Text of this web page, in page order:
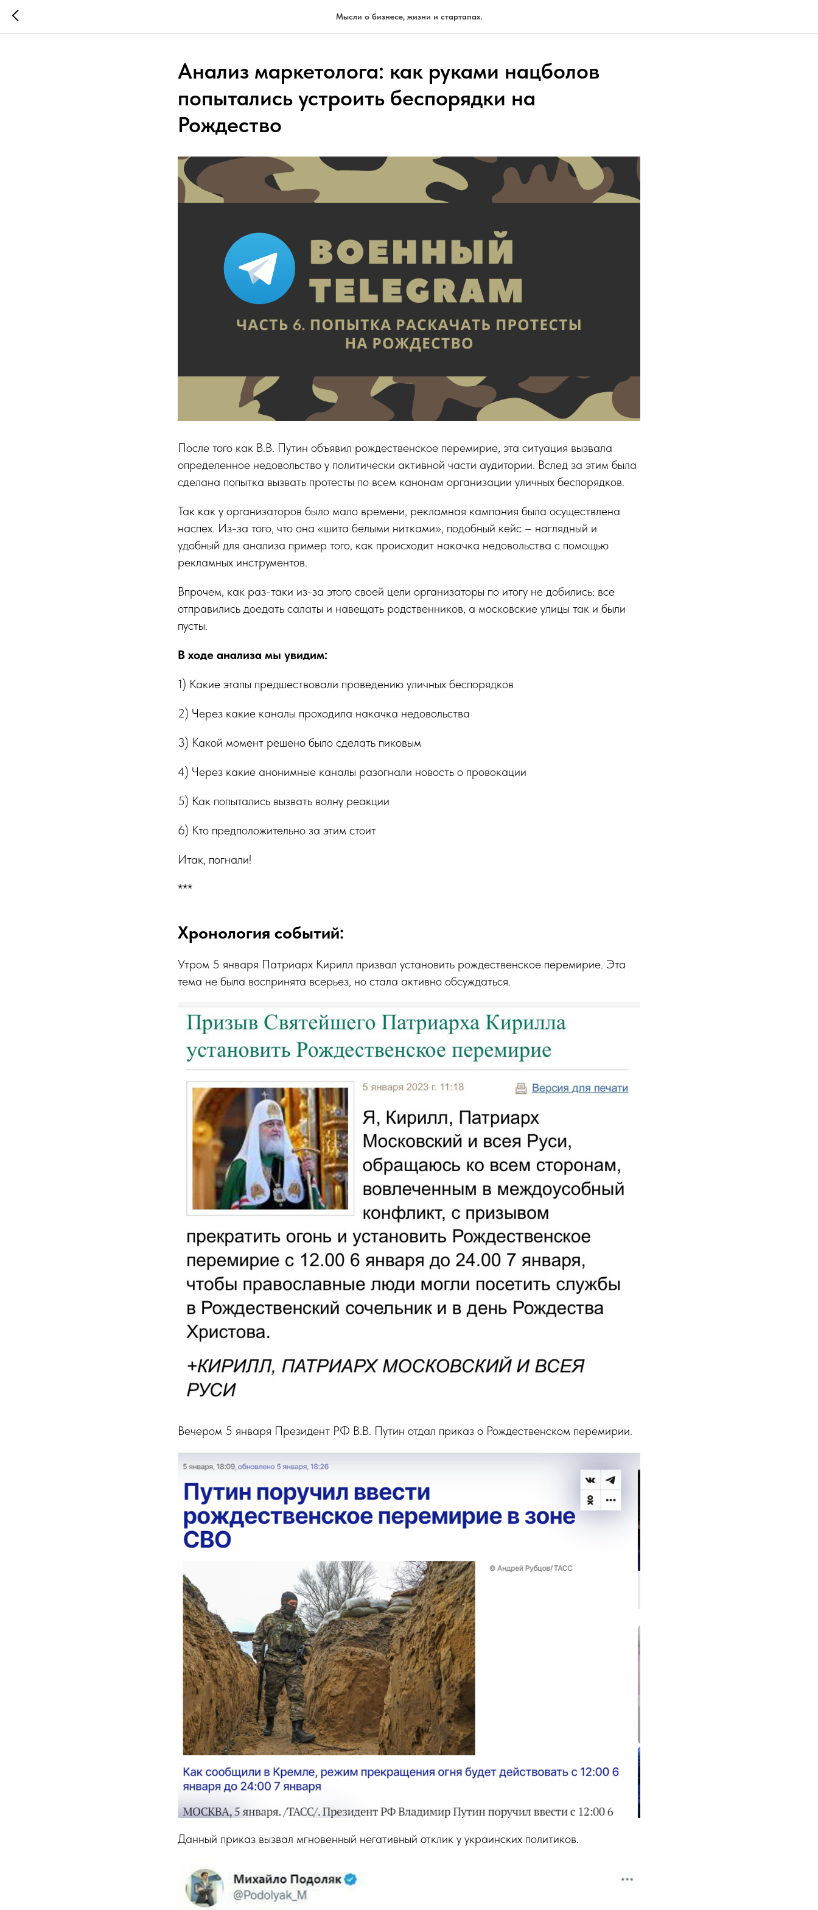
Мысли о бизнесе, жизни и стартапах.
Анализ маркетолога: как руками нацболов
попытались устроить беспорядки на
Рождество
После того как В.В. Путин объявил рождественское перемирие, эта ситуация вызвала
определенное недовольство у политически активной части аудитории. Вслед за этим была
сделана попытка вызвать протесты по всем канонам организации уличных беспорядков.
Так как у организаторов было мало времени, рекламная кампания была осуществлена
наспех. Из-за того, что она «шита белыми нитками», подобный кейс – наглядный и
удобный для анализа пример того, как происходит накачка недовольства с помощью
рекламных инструментов.
Впрочем, как раз-таки из-за этого своей цели организаторы по итогу не добились: все
отправились доедать салаты и навещать родственников, а московские улицы так и были
пусты.
В ходе анализа мы увидим:
1) Какие этапы предшествовали проведению уличных беспорядков
2) Через какие каналы проходила накачка недовольства
3) Какой момент решено было сделать пиковым
4) Через какие анонимные каналы разогнали новость о провокации
5) Как попытались вызвать волну реакции
6) Кто предположительно за этим стоит
Итак, погнали!
***
Хронология событий:
Утром 5 января Патриарх Кирилл призвал установить рождественское перемирие. Эта
тема не была воспринята всерьез, но стала активно обсуждаться.
Вечером 5 января Президент РФ В.В. Путин отдал приказ о Рождественском перемирии.
Данный приказ вызвал мгновенный негативный отклик у украинских политиков.